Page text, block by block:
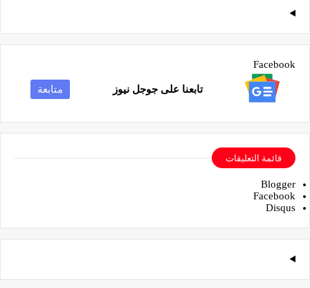
Facebook
تابعنا على جوجل نيوز متابعة
قائمة التعليقات
Blogger
Facebook
Disqus